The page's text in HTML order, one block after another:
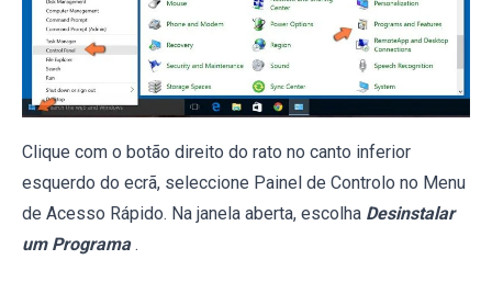
Clique com o botão direito do rato no canto inferior
esquerdo do ecrã, seleccione Painel de Controlo no Menu
de Acesso Rápido. Na janela aberta, escolha Desinstalar
um Programa .